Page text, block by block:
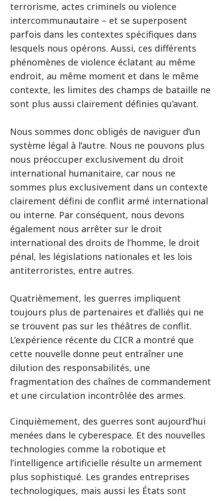
terrorisme, actes criminels ou violence
intercommunautaire – et se superposent
parfois dans les contextes spécifiques dans
lesquels nous opérons. Aussi, ces différents
phénomènes de violence éclatant au même
endroit, au même moment et dans le même
contexte, les limites des champs de bataille ne
sont plus aussi clairement définies qu’avant.
Nous sommes donc obligés de naviguer d’un
système légal à l’autre. Nous ne pouvons plus
nous préoccuper exclusivement du droit
international humanitaire, car nous ne
sommes plus exclusivement dans un contexte
clairement défini de conflit armé international
ou interne. Par conséquent, nous devons
également nous arrêter sur le droit
international des droits de l’homme, le droit
pénal, les législations nationales et les lois
antiterroristes, entre autres.
Quatrièmement, les guerres impliquent
toujours plus de partenaires et d’alliés qui ne
se trouvent pas sur les théâtres de conflit.
L’expérience récente du CICR a montré que
cette nouvelle donne peut entraîner une
dilution des responsabilités, une
fragmentation des chaînes de commandement
et une circulation incontrôlée des armes.
Cinquièmement, des guerres sont aujourd’hui
menées dans le cyberespace. Et des nouvelles
technologies comme la robotique et
l’intelligence artificielle résulte un armement
plus sophistiqué. Les grandes entreprises
technologiques, mais aussi les États sont